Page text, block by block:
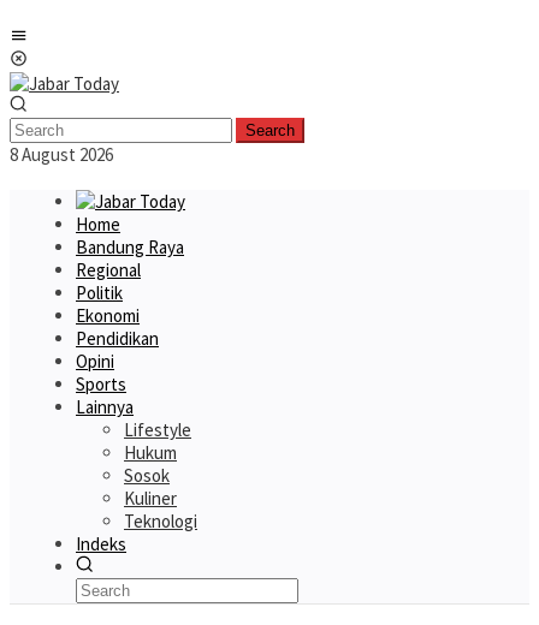
to
content
Search
8 August 2026
Home
Bandung Raya
Regional
Politik
Ekonomi
Pendidikan
Opini
Sports
Lainnya
Lifestyle
Hukum
Sosok
Kuliner
Teknologi
Indeks